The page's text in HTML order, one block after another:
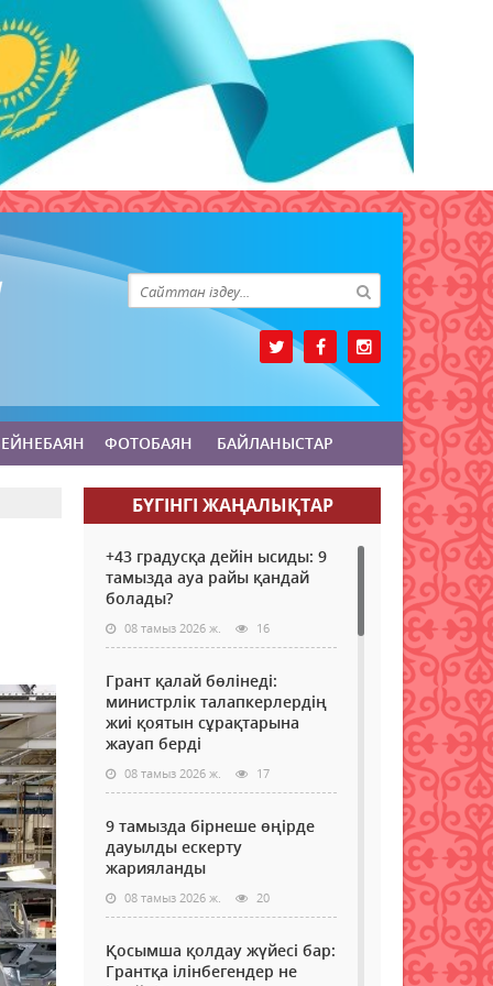
ФОТОБАЯН БАЙЛАНЫСТАР
БҮГІНГI ЖАҢАЛЫҚТАР
+43 градусқа дейін ысиды: 9
тамызда ауа райы қандай
болады?
08 тамыз 2026 ж. 16
Грант қалай бөлінеді:
министрлік талапкерлердің
жиі қоятын сұрақтарына
жауап берді
08 тамыз 2026 ж. 17
9 тамызда бірнеше өңірде
дауылды ескерту
жарияланды
08 тамыз 2026 ж. 20
Қосымша қолдау жүйесі бар:
Грантқа ілінбегендер не